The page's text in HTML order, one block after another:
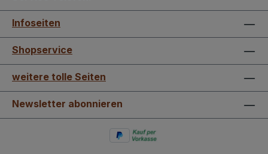
Infoseiten
Shopservice
weitere tolle Seiten
Newsletter abonnieren